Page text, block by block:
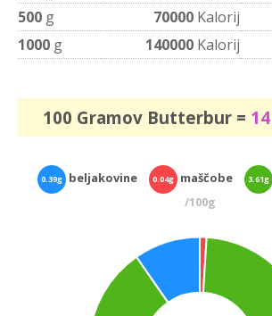
500 g 70000 Kalorij
1000 g 140000 Kalorij
100 Gramov Butterbur = 14
0.39g beljakovine 0.04g maščobe 3.61g
/100g